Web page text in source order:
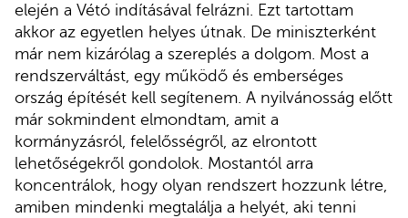
elején a Vétó indításával felrázni. Ezt tartottam
akkor az egyetlen helyes útnak. De miniszterként
már nem kizárólag a szereplés a dolgom. Most a
rendszerváltást, egy működő és emberséges
ország építését kell segítenem. A nyilvánosság előtt
már sokmindent elmondtam, amit a
kormányzásról, felelősségről, az elrontott
lehetőségekről gondolok. Mostantól arra
koncentrálok, hogy olyan rendszert hozzunk létre,
amiben mindenki megtalálja a helyét, aki tenni